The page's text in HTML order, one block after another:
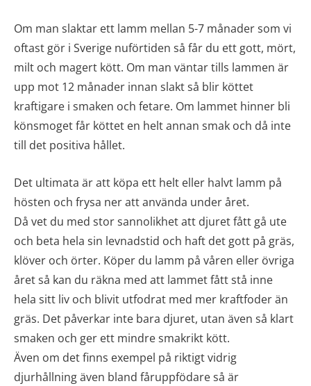
Om man slaktar ett lamm mellan 5-7 månader som vi
oftast gör i Sverige nuförtiden så får du ett gott, mört,
milt och magert kött. Om man väntar tills lammen är
upp mot 12 månader innan slakt så blir köttet
kraftigare i smaken och fetare. Om lammet hinner bli
könsmoget får köttet en helt annan smak och då inte
till det positiva hållet.
Det ultimata är att köpa ett helt eller halvt lamm på
hösten och frysa ner att använda under året.
Då vet du med stor sannolikhet att djuret fått gå ute
och beta hela sin levnadstid och haft det gott på gräs,
klöver och örter. Köper du lamm på våren eller övriga
året så kan du räkna med att lammet fått stå inne
hela sitt liv och blivit utfodrat med mer kraftfoder än
gräs. Det påverkar inte bara djuret, utan även så klart
smaken och ger ett mindre smakrikt kött.
Även om det finns exempel på riktigt vidrig
djurhållning även bland fåruppfödare så är